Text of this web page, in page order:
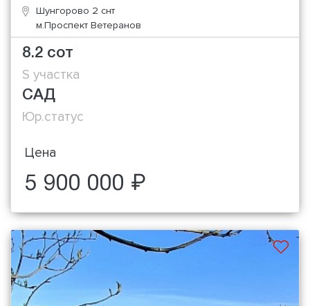
Шунгорово 2 снт
м.Проспект Ветеранов
8.2 сот
S участка
САД
Юр.статус
Цена
5 900 000 ₽